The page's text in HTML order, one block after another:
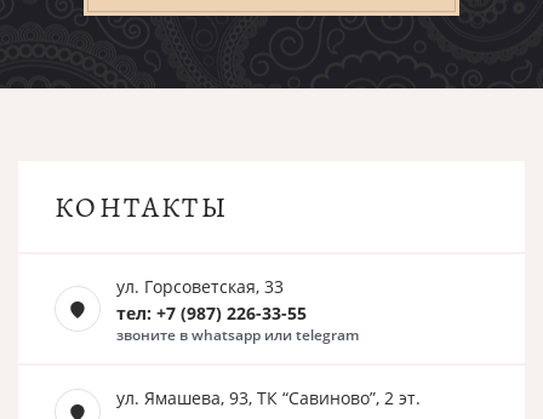
КОНТАКТЫ
ул. Горсоветская, 33
тел: +7 (987) 226-33-55
звоните в whatsapp или telegram
ул. Ямашева, 93, ТК “Савиново”, 2 эт.